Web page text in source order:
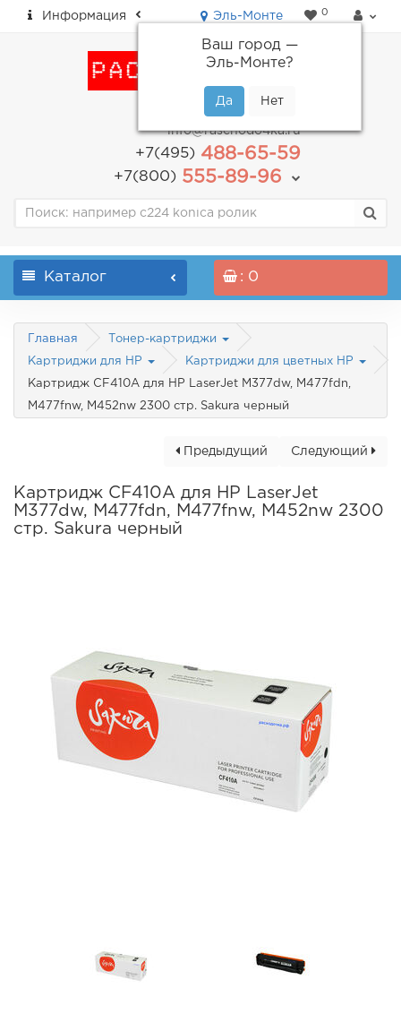
Информация Эль-Монте
Ваш город —
Эль-Монте?
0
пн-пт: с 9.00 до 18.00
info@raschodo4ka.ru
+7(495)488-65-59
+7(800)555-89-96
Каталог : 0
Главная Тонер-картриджи
Картриджи для HP Картриджи для цветных HP
Картридж CF410A для HP LaserJet M377dw, M477fdn,
M477fnw, M452nw 2300 стр. Sakura черный
Следующий
Предыдущий
Картридж CF410A для HP LaserJet
M377dw, M477fdn, M477fnw, M452nw 2300
стр. Sakura черный